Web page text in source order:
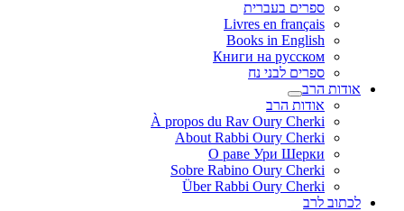
ספרים בעברית
Livres en français
Books in English
Книги на русском
ספרים לבני נח
אודות הרב
אודות הרב
À propos du Rav Oury Cherki
About Rabbi Oury Cherki
О раве Ури Шерки
Sobre Rabino Oury Cherki
Über Rabbi Oury Cherki
לכתוב לרב